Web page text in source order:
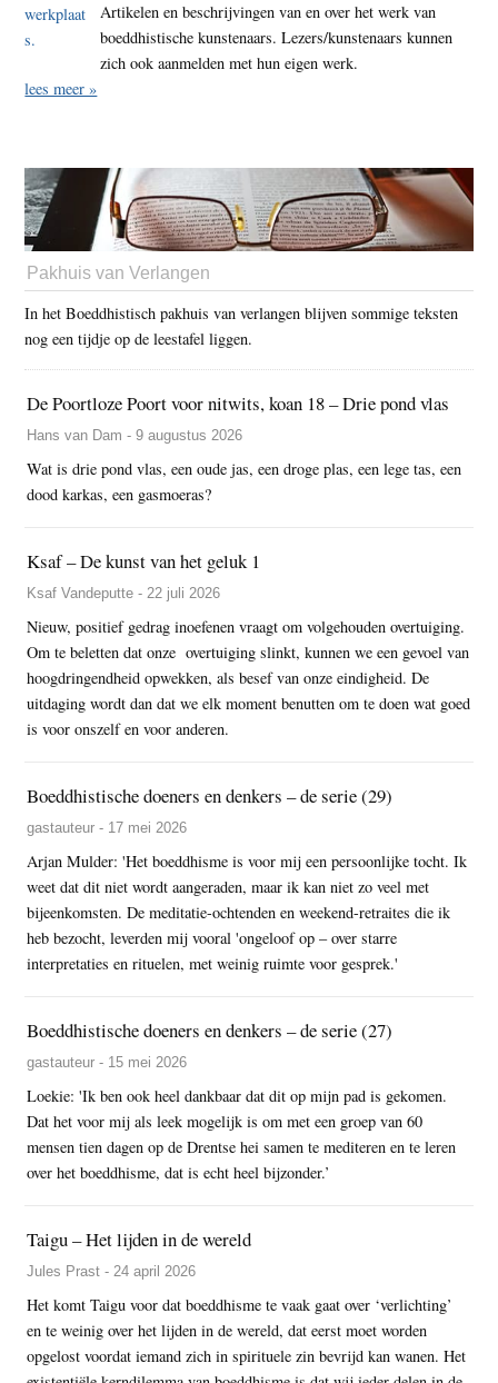
Artikelen en beschrijvingen van en over het werk van
boeddhistische kunstenaars. Lezers/kunstenaars kunnen
zich ook aanmelden met hun eigen werk.
lees meer »
Pakhuis van Verlangen
In het Boeddhistisch pakhuis van verlangen blijven sommige teksten
nog een tijdje op de leestafel liggen.
De Poortloze Poort voor nitwits, koan 18 – Drie pond vlas
Hans van Dam - 9 augustus 2026
Wat is drie pond vlas, een oude jas, een droge plas, een lege tas, een
dood karkas, een gasmoeras?
Ksaf – De kunst van het geluk 1
Ksaf Vandeputte - 22 juli 2026
Nieuw, positief gedrag inoefenen vraagt om volgehouden overtuiging.
Om te beletten dat onze overtuiging slinkt, kunnen we een gevoel van
hoogdringendheid opwekken, als besef van onze eindigheid. De
uitdaging wordt dan dat we elk moment benutten om te doen wat goed
is voor onszelf en voor anderen.
Boeddhistische doeners en denkers – de serie (29)
gastauteur - 17 mei 2026
Arjan Mulder: 'Het boeddhisme is voor mij een persoonlijke tocht. Ik
weet dat dit niet wordt aangeraden, maar ik kan niet zo veel met
bijeenkomsten. De meditatie-ochtenden en weekend-retraites die ik
heb bezocht, leverden mij vooral 'ongeloof op – over starre
interpretaties en rituelen, met weinig ruimte voor gesprek.'
Boeddhistische doeners en denkers – de serie (27)
gastauteur - 15 mei 2026
Loekie: 'Ik ben ook heel dankbaar dat dit op mijn pad is gekomen.
Dat het voor mij als leek mogelijk is om met een groep van 60
mensen tien dagen op de Drentse hei samen te mediteren en te leren
over het boeddhisme, dat is echt heel bijzonder.’
Taigu – Het lijden in de wereld
Jules Prast - 24 april 2026
Het komt Taigu voor dat boeddhisme te vaak gaat over ‘verlichting’
en te weinig over het lijden in de wereld, dat eerst moet worden
opgelost voordat iemand zich in spirituele zin bevrijd kan wanen. Het